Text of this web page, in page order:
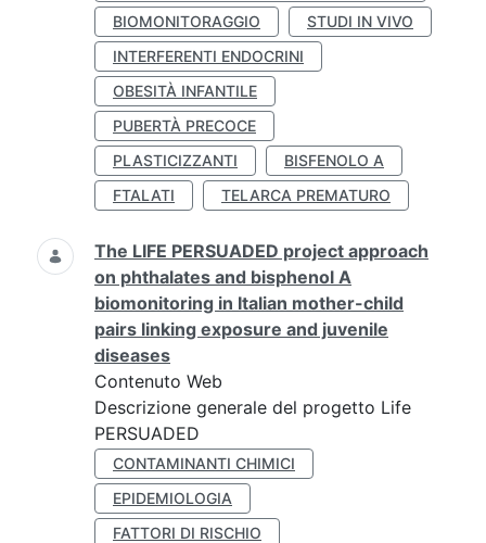
BIOMONITORAGGIO
STUDI IN VIVO
INTERFERENTI ENDOCRINI
OBESITÀ INFANTILE
PUBERTÀ PRECOCE
PLASTICIZZANTI
BISFENOLO A
FTALATI
TELARCA PREMATURO
The LIFE PERSUADED project approach
on phthalates and bisphenol A
biomonitoring in Italian mother-child
pairs linking exposure and juvenile
diseases
Contenuto Web
Descrizione generale del progetto Life
PERSUADED
CONTAMINANTI CHIMICI
EPIDEMIOLOGIA
FATTORI DI RISCHIO